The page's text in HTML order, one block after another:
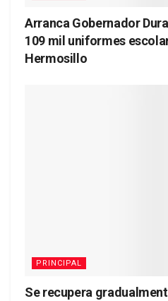
Arranca Gobernador
109 mil uniformes
Hermosillo
PRINCIPAL
Se recupera